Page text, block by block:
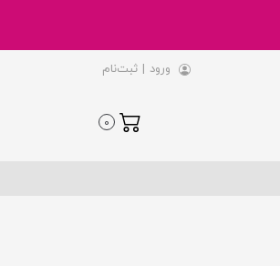
ورود | ثبت‌نام
0